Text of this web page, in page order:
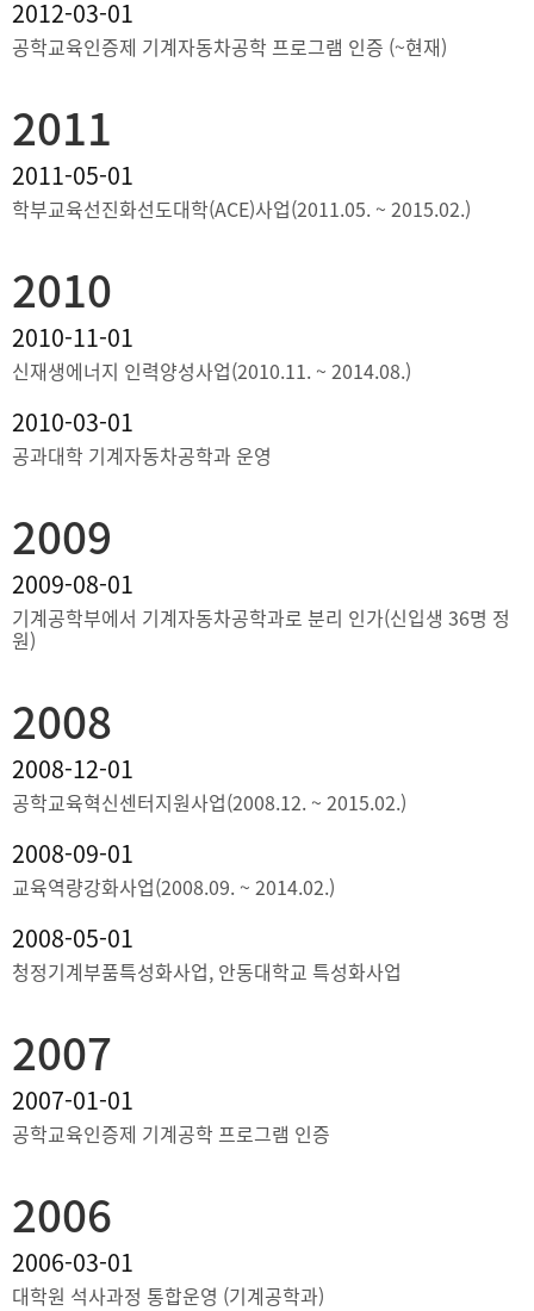
2012-03-01
공학교육인증제 기계자동차공학 프로그램 인증 (~현재)
2011
2011-05-01
학부교육선진화선도대학(ACE)사업(2011.05. ~ 2015.02.)
2010
2010-11-01
신재생에너지 인력양성사업(2010.11. ~ 2014.08.)
2010-03-01
공과대학 기계자동차공학과 운영
2009
2009-08-01
기계공학부에서 기계자동차공학과로 분리 인가(신입생 36명 정
원)
2008
2008-12-01
공학교육혁신센터지원사업(2008.12. ~ 2015.02.)
2008-09-01
교육역량강화사업(2008.09. ~ 2014.02.)
2008-05-01
청정기계부품특성화사업, 안동대학교 특성화사업
2007
2007-01-01
공학교육인증제 기계공학 프로그램 인증
2006
2006-03-01
대학원 석사과정 통합운영 (기계공학과)